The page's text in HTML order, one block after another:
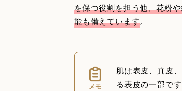
を保つ役割を担う他、花粉
能も備えています。
メモ
肌は表皮、真皮
る表皮の一部です